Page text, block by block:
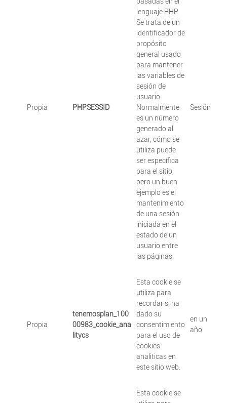
Propia PHPSESSID
lenguaje PHP.
Se trata de un
identificador de
propósito
general usado
para mantener
las variables de
sesión de
usuario.
Normalmente
es un número
generado al
azar, cómo se
utiliza puede
ser específica
para el sitio,
pero un buen
ejemplo es el
mantenimiento
de una sesión
iniciada en el
estado de un
usuario entre
las páginas.
Sesión
Propia
tenemosplan_100
00983_cookie_ana
litycs
Esta cookie se
utiliza para
recordar si ha
dado su
consentimiento
para el uso de
cookies
analiticas en
este sitio web.
en un
año
Esta cookie se